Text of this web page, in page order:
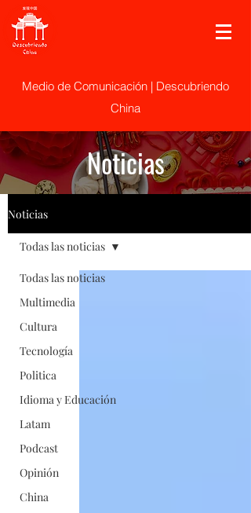
Medio de Comunicación | Descubriendo
China
Noticias
Noticias
Todas las noticias
Multimedia
Cultura
Tecnología
Politica
Idioma y Educación
Latam
Podcast
Opinión
China
Todas las noticias